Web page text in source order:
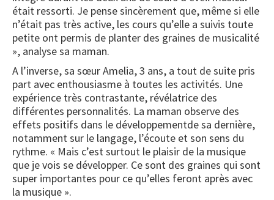
était ressorti. Je pense sincèrement que, même si elle
n’était pas très active, les cours qu’elle a suivis toute
petite ont permis de planter des graines de musicalité
», analyse sa maman.
A l’inverse, sa sœur Amelia, 3 ans, a tout de suite pris
part avec enthousiasme à toutes les activités. Une
expérience très contrastante, révélatrice des
différentes personnalités. La maman observe des
effets positifs dans le développementde sa dernière,
notamment sur le langage, l’écoute et son sens du
rythme. « Mais c’est surtout le plaisir de la musique
que je vois se développer. Ce sont des graines qui sont
super importantes pour ce qu’elles feront après avec
la musique ».